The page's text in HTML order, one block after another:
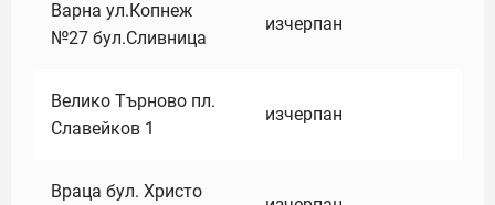
Варна ул.Копнеж
№27 бул.Сливница
изчерпан
Велико Търново пл.
Славейков 1
изчерпан
Враца бул. Христо